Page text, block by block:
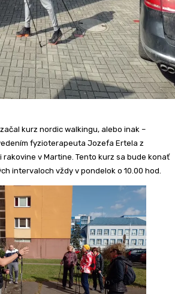
kurz nordic walkingu, alebo inak –
fyzioterapeuta Jozefa Ertela z
rakovine v Martine. Tento kurz sa bude konať
intervaloch vždy v pondelok o 10.00 hod.